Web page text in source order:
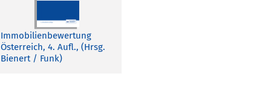
Immobilienbewertung
Österreich, 4. Aufl., (Hrsg.
Bienert / Funk)